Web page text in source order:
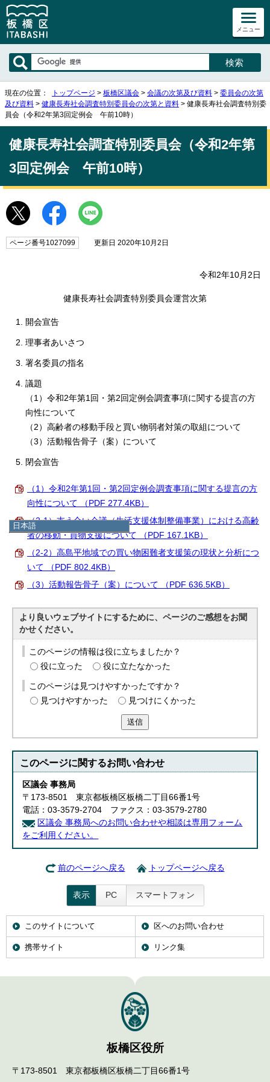
メニュー
日本語
日本語
English
简体中文
繁體中文
現在の位置： トップページ > 板橋区議会 > 会議の次第及び資料 > 委員会の次第
及び資料 > 健康長寿社会調査特別委員会の次第と資料 > 健康長寿社会調査特別委
員会（令和2年第3回定例会 午前10時）
健康長寿社会調査特別委員会（令和2年第
3回定例会 午前10時）
ページ番号1027099 更新日 2020年10月2日
令和2年10月2日
健康長寿社会調査特別委員会運営次第
開会宣告
理事者あいさつ
署名委員の指名
議題
（1）令和2年第1回・第2回定例会調査事項に関する提言の方
向性について
（2）高齢者の移動手段と買い物弱者対策の取組について
（3）活動報告骨子（案）について
閉会宣告
（1）令和2年第1回・第2回定例会調査事項に関する提言の方
向性について （PDF 277.4KB）
（2-1）支え合い会議（生活支援体制整備事業）における高齢
者の移動・買物支援について （PDF 167.1KB）
（2-2）高島平地域での買い物困難者支援策の現状と分析につ
いて （PDF 802.4KB）
（3）活動報告骨子（案）について （PDF 636.5KB）
より良いウェブサイトにするために、ページのご感想をお聞
かせください。
このページの情報は役に立ちましたか？
役に立った
役に立たなかった
このページは見つけやすかったですか？
見つけやすかった
見つけにくかった
送信
このページに関するお問い合わせ
区議会 事務局
〒173-8501 東京都板橋区板橋二丁目66番1号
電話：03-3579-2704 ファクス：03-3579-2780
区議会 事務局へのお問い合わせや相談は専用フォーム
をご利用ください。
前のページへ戻る トップページへ戻る
表示 PC スマートフォン
このサイトについて 区へのお問い合わせ
携帯サイト リンク集
板橋区役所
〒173-8501 東京都板橋区板橋二丁目66番1号